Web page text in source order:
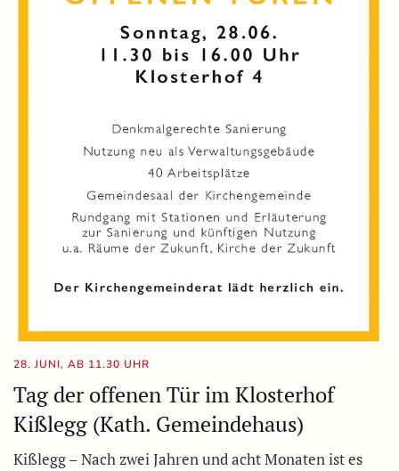
28. JUNI, AB 11.30 UHR
Tag der offenen Tür im Klosterhof
Kißlegg (Kath. Gemeindehaus)
Kißlegg – Nach zwei Jahren und acht Monaten ist es